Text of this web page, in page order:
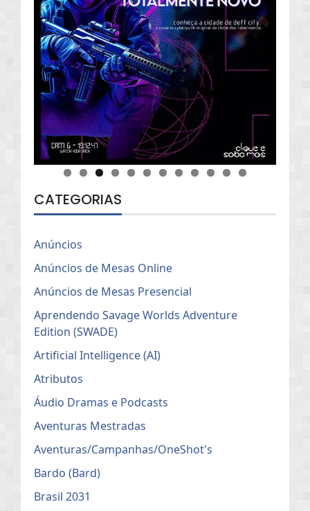
CATEGORIAS
Anúncios
Anúncios de Mesas Online
Anúncios de Mesas Presencial
Aprendendo Savage Worlds Adventure
Edition (SWADE)
Artificial Intelligence (AI)
Atributos
Áudio Dramas e Podcasts
Aventuras Mestradas
Aventuras/Campanhas/OneShot's
Bardo (Bard)
Brasil 2031